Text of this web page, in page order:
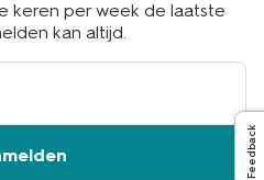
keren per week de laatste
kan altijd.
Feedback